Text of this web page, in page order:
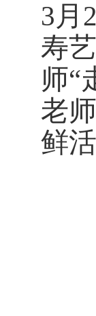
3 月
寿
师“
老
鲜